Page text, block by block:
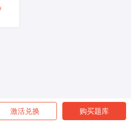
激活兑换 购买题库